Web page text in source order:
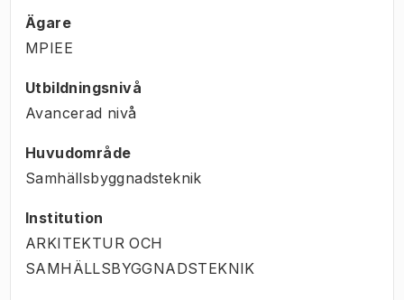
Ägare
MPIEE
Utbildningsnivå
Avancerad nivå
Huvudområde
Samhällsbyggnadsteknik
Institution
ARKITEKTUR OCH
SAMHÄLLSBYGGNADSTEKNIK